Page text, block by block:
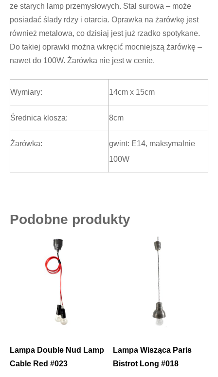
ze starych lamp przemysłowych. Stal surowa – może
posiadać ślady rdzy i otarcia. Oprawka na żarówkę jest
również metalowa, co dzisiaj jest już rzadko spotykane.
Do takiej oprawki można wkręcić mocniejszą żarówkę –
nawet do 100W. Żarówka nie jest w cenie.
Wymiary: 14cm x 15cm
Średnica klosza: 8cm
Żarówka:
gwint: E14, maksymalnie
100W
Podobne produkty
Lampa Double Nud Lamp
Cable Red #023
Lampa Wisząca Paris
Bistrot Long #018